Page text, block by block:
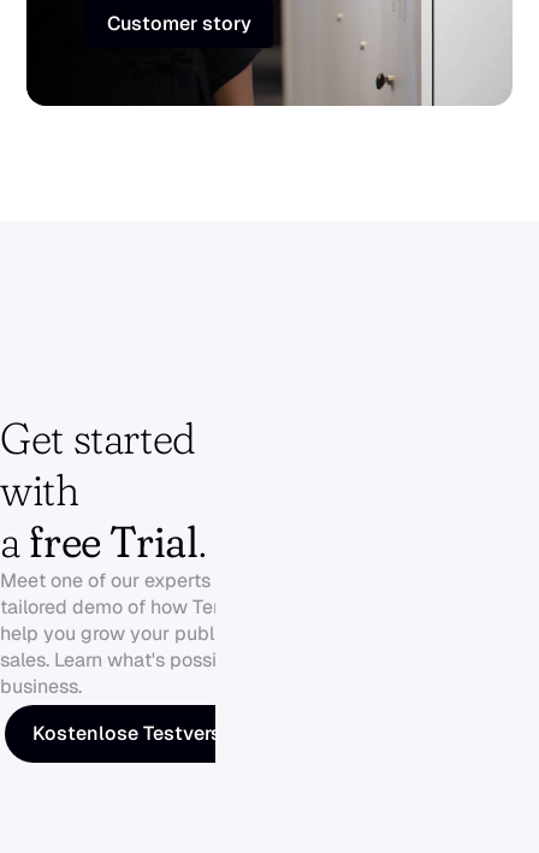
Customer story
Get started
with
a free Trial.
Meet one of our experts to get a
tailored demo of how Tendium can
help you grow your public sector
sales. Learn what's possible for your
business.
Kostenlose Testversion